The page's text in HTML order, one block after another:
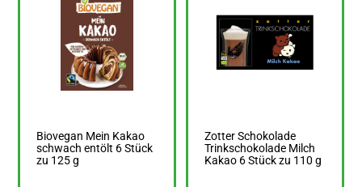
Biovegan Mein Kakao
schwach entölt 6 Stück
zu 125 g
Zotter Schokolade
Trinkschokolade Milch
Kakao 6 Stück zu 110 g